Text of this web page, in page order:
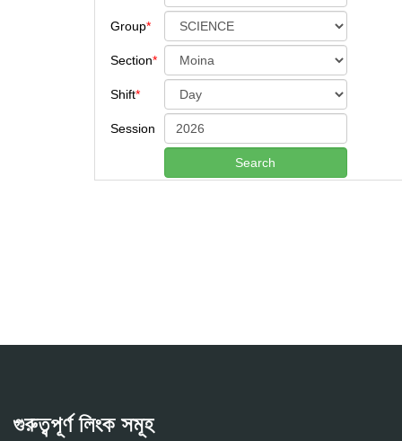
Group*
Section*
Shift*
Session
গুরুত্বপূর্ণ লিংক সমূহ